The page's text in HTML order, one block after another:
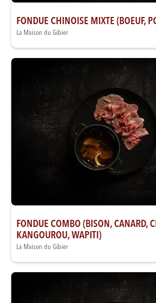
FONDUE CHINOISE MIXTE (BOEUF,
La Maison du Gibier
FONDUE COMBO (BISON, CANARD,
KANGOUROU, WAPITI)
La Maison du Gibier